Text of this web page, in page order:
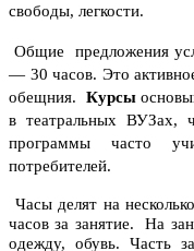
свободы, легкости.
Общие предложения
— 30 часов. Это
обещния. Курсы
в театральных ВУЗах,
программы часто
потребителей.
Часы делят на
часов за занятие. На
одежду, обувь. Часть